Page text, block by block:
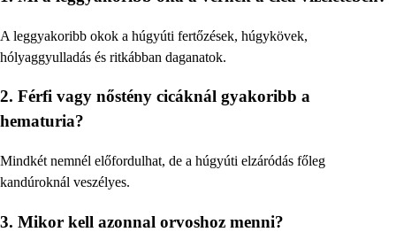
A leggyakoribb okok a húgyúti fertőzések, húgykövek,
hólyaggyulladás és ritkábban daganatok.
2. Férfi vagy nőstény cicáknál gyakoribb a
hematuria?
Mindkét nemnél előfordulhat, de a húgyúti elzáródás főleg
kandúroknál veszélyes.
3. Mikor kell azonnal orvoshoz menni?